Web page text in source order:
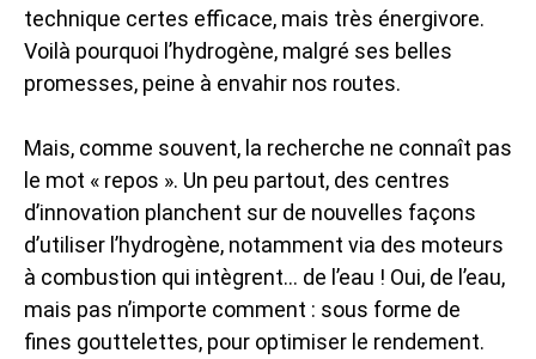
technique certes efficace, mais très énergivore.
Voilà pourquoi l’hydrogène, malgré ses belles
promesses, peine à envahir nos routes.
Mais, comme souvent, la recherche ne connaît pas
le mot « repos ». Un peu partout, des centres
d’innovation planchent sur de nouvelles façons
d’utiliser l’hydrogène, notamment via des moteurs
à combustion qui intègrent… de l’eau ! Oui, de l’eau,
mais pas n’importe comment : sous forme de
fines gouttelettes, pour optimiser le rendement.